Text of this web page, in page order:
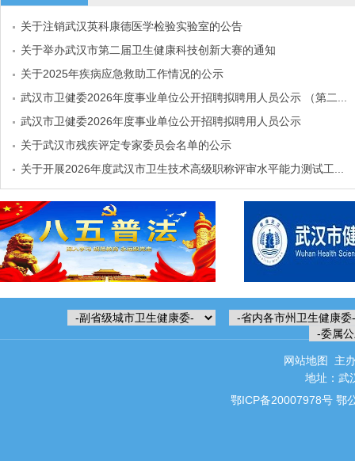
关于注销武汉英科康德医学检验实验室的公告
关于举办武汉市第二届卫生健康科技创新大赛的通知
关于2025年疾病应急救助工作情况的公示
武汉市卫健委2026年度事业单位公开招聘拟聘用人员公示 （第二...
武汉市卫健委2026年度事业单位公开招聘拟聘用人员公示
关于武汉市残疾评定专家委员会名单的公示
关于开展2026年度武汉市卫生技术高级职称评审水平能力测试工...
网站地图
主
地址：武
鄂ICP备20007978号 鄂